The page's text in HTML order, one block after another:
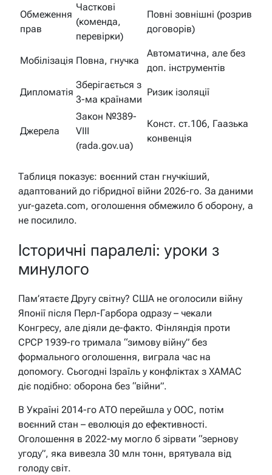
Обмеження
прав
Часткові
(коменда,
перевірки)
Повні зовнішні (розрив
договорів)
Мобілізація Повна, гнучка
Автоматична, але без
доп. інструментів
Дипломатія
Зберігається з
3-ма країнами
Ризик ізоляції
Джерела
Закон №389-
VIII
(rada.gov.ua)
Конст. ст.106, Гаазька
конвенція
Таблиця показує: воєнний стан гнучкіший,
адаптований до гібридної війни 2026-го. За даними
yur-gazeta.com, оголошення обмежило б оборону, а
не посилило.
Історичні паралелі: уроки з
минулого
Пам’ятаєте Другу світну? США не оголосили війну
Японії після Перл-Гарбора одразу – чекали
Конгресу, але діяли де-факто. Фінляндія проти
СРСР 1939-го тримала “зимову війну” без
формального оголошення, виграла час на
допомогу. Сьогодні Ізраїль у конфліктах з ХАМАС
діє подібно: оборона без “війни”.
В Україні 2014-го АТО перейшла у ООС, потім
воєнний стан – еволюція до ефективності.
Оголошення в 2022-му могло б зірвати “зернову
угоду”, яка вивезла 30 млн тонн, врятувала від
голоду світ.